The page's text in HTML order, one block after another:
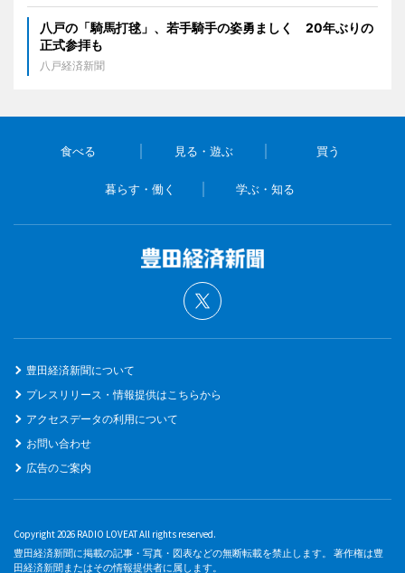
八戸の「騎馬打毬」、若手騎手の姿勇ましく 20年ぶりの
正式参拝も
八戸経済新聞
食べる 見る・遊ぶ 買う
暮らす・働く 学ぶ・知る
豊田経済新聞について
プレスリリース・情報提供はこちらから
アクセスデータの利用について
お問い合わせ
広告のご案内
Copyright 2026 RADIO LOVEAT All rights reserved.
豊田経済新聞に掲載の記事・写真・図表などの無断転載を禁止します。 著作権は豊
田経済新聞またはその情報提供者に属します。